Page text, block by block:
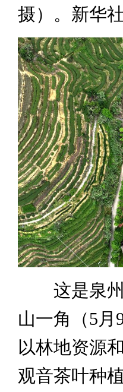
摄）。新华
这是泉州
山一角（5月
以林地资源
观音茶叶种